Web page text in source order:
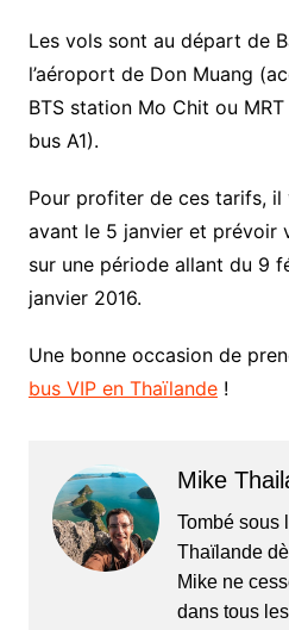
Les vols sont au départ de
l’aéroport de Don Muang
BTS station Mo Chit ou
bus A1).
Pour profiter de ces tarifs, il
avant le 5 janvier et prévoir
sur une période allant du 9
janvier 2016.
Une bonne occasion de
bus VIP en Thaïlande!
Mike
Tombé sous
Thaïlande
Mike ne
dans tous